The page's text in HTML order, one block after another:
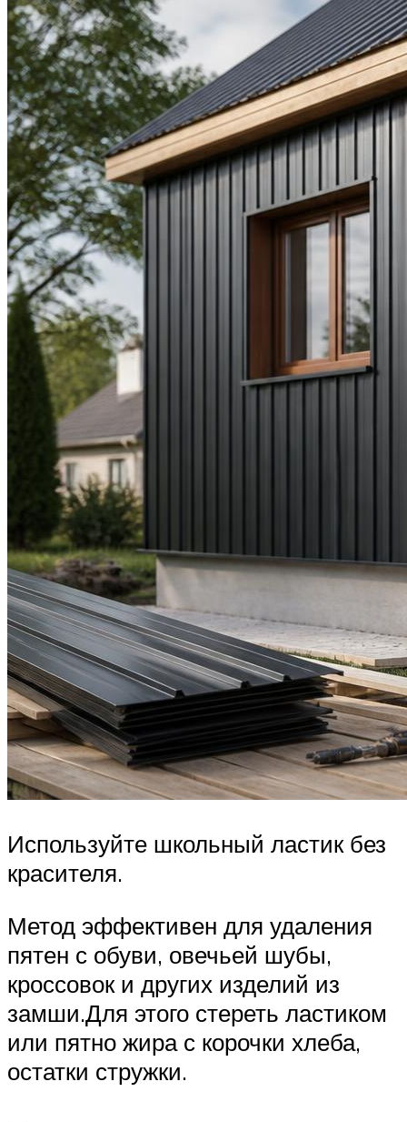
Используйте школьный ластик без
красителя.
Метод эффективен для удаления
пятен с обуви, овечьей шубы,
кроссовок и других изделий из
замши.Для этого стереть ластиком
или пятно жира с корочки хлеба,
остатки стружки.